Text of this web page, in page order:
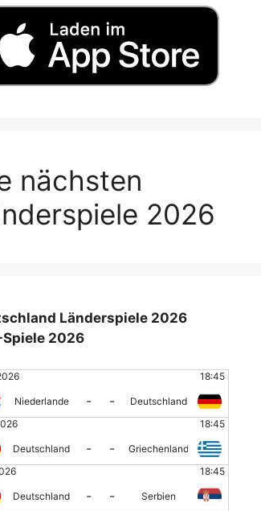
nächsten
2026
Länderspiele 2026
2026
18:45
Niederlande - -
Deutschland
18:45
Deutschland - -
Griechenland
18:45
Deutschland - -
Serbien